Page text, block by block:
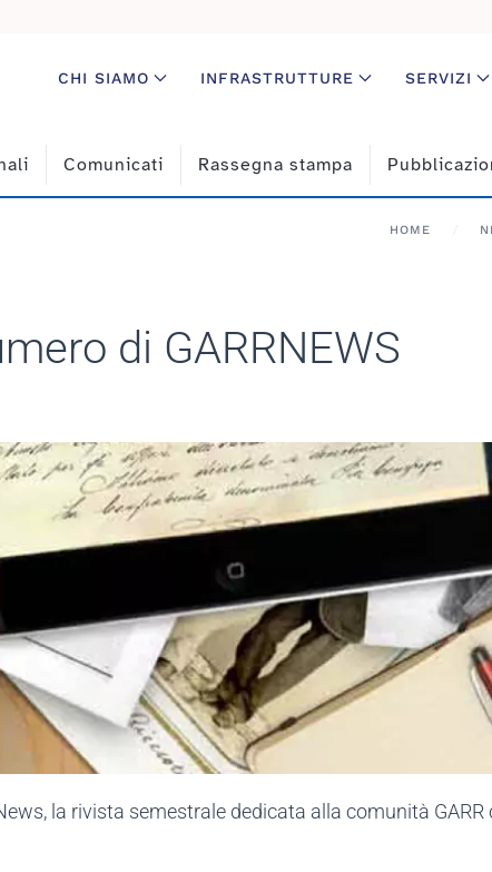
CHI SIAMO INFRASTRUTTURE SERVIZI
Comunicati Rassegna stampa
HOME
di GARRNEWS
la rivista semestrale dedicata alla comunità